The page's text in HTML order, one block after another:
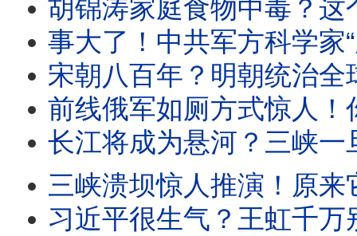
胡锦涛家庭食物中毒？这个传言靠谱吗？..胡锦涛夫妇与儿子都近况如何，他们饮
事大了！中共军方科学家“周育森”，在COVID爆发前1年，把病毒样本寄到美
宋朝八百年？明朝统治全球？中国抖音疯传奇谈怪论！背后有阴谋？如何看
前线俄军如厕方式惊人！你绝想不到；当兵有什么好，中共军队招兵出现困难，发生什么
长江将成为悬河？三峡一旦垮掉，最严重的不止是洪水，还有巨量泥沙喷出，诸多水道、
三峡溃坝惊人推演！原来它是长江23年地质大便秘的元凶，20.8亿流体砂浆会砸扁
习近平很生气？王虹千万别回国！小粉红对王虹衣装都口诛笔伐，因为买贵了！英